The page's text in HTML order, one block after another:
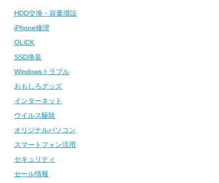
HDD交換・容量増設
iPhone修理
QLiCK
SSD換装
Windowsトラブル
おもしろグッズ
インターネット
ウイルス駆除
オリジナルパソコン
スマートフォン活用
セキュリティ
セール情報